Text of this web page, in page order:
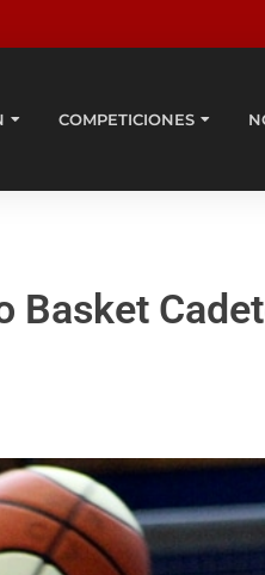
COMPETICIONES
Basket